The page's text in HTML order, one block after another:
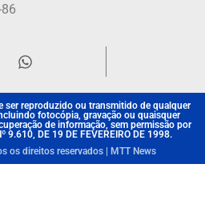
ser reproduzido ou transmitido de qualquer
fotocópia, gravação ou quaisquer
de informação, sem permissão por
9.610, DE 19 DE FEVEREIRO DE 1998.
os direitos reservados | MTT News